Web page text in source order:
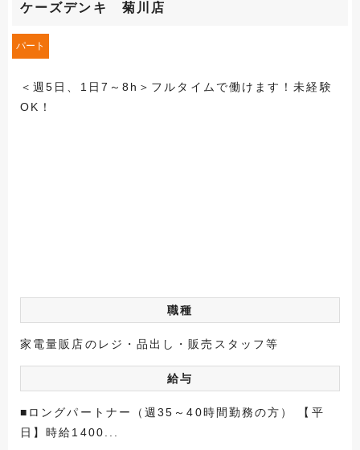
ケーズデンキ 菊川店
パート
＜週5日、1日7～8h＞フルタイムで働けます！未経験
OK！
職種
家電量販店のレジ・品出し・販売スタッフ等
給与
■ロングパートナー（週35～40時間勤務の方） 【平
日】時給1400...